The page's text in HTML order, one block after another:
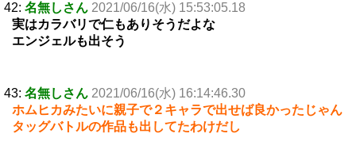
42: 名無しさん 2021/06/16(水) 15:53:05.18
実はカラバリで仁もありそうだよな
エンジェルも出そう
43: 名無しさん 2021/06/16(水) 16:14:46.30
ホムヒカみたいに親子で２キャラで出せば良かったじゃん
タッグバトルの作品も出してたわけだし